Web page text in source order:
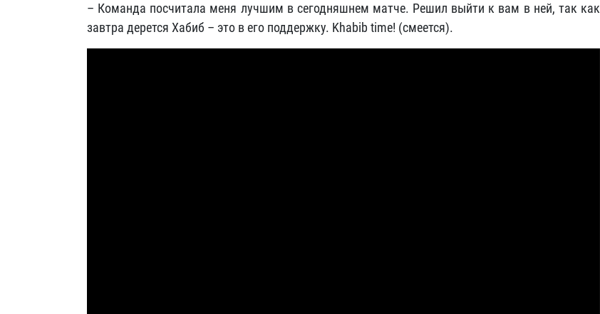
– Команда посчитала меня лучшим в сегодняшнем матче. Решил выйти к вам в ней, так как
завтра дерется Хабиб – это в его поддержку. Khabib time! (смеется).